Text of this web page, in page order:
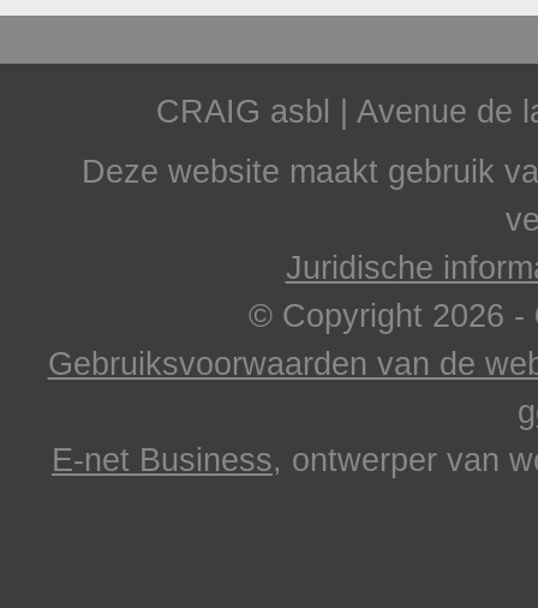
CRAIG asbl | Avenue de
Deze website maakt gebruik
Juridische
© Copyright 2026 -
Gebruiksvoorwaarden van de
E-net Business, ontwerper van